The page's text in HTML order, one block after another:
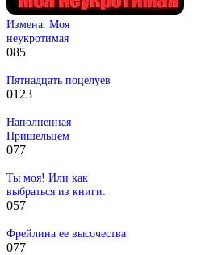
Измена. Моя
неукротимая
085
Пятнадцать поцелуев
0123
Наполненная
Пришельцем
077
Ты моя! Или как
выбраться из книги.
057
Фрейлина ее высочества
077